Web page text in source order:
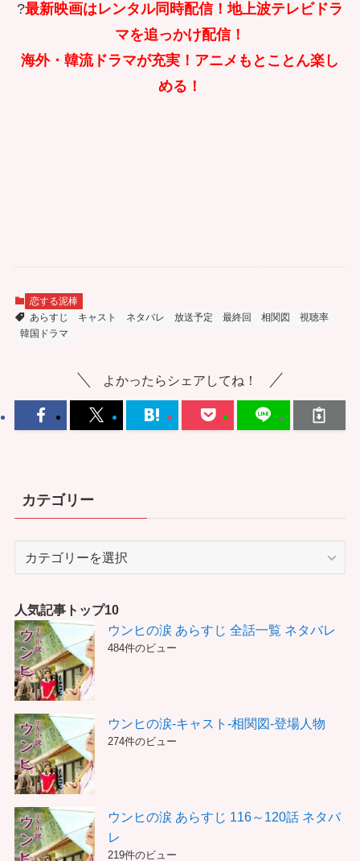
?最新映画はレンタル同時配信！地上波テレビドラ
マを追っかけ配信！
海外・韓流ドラマが充実！アニメもとことん楽し
める！
恋する泥棒
あらすじ
キャスト ネタバレ 放送予定 最終回 相関図
視聴率
韓国ドラマ
よかったらシェアしてね！
カテゴリー
リ
ー
人気記事トップ10
ウンヒの涙 あらすじ 全話一覧 ネタバレ
484件のビュー
ウンヒの涙-キャスト-相関図-登場人物
274件のビュー
ウンヒの涙 あらすじ 116～120話 ネタバ
レ
219件のビュー